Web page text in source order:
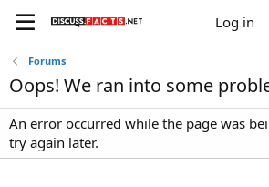
Log in
Forums
Oops! We ran into some
An error occurred while the page was
try again later.